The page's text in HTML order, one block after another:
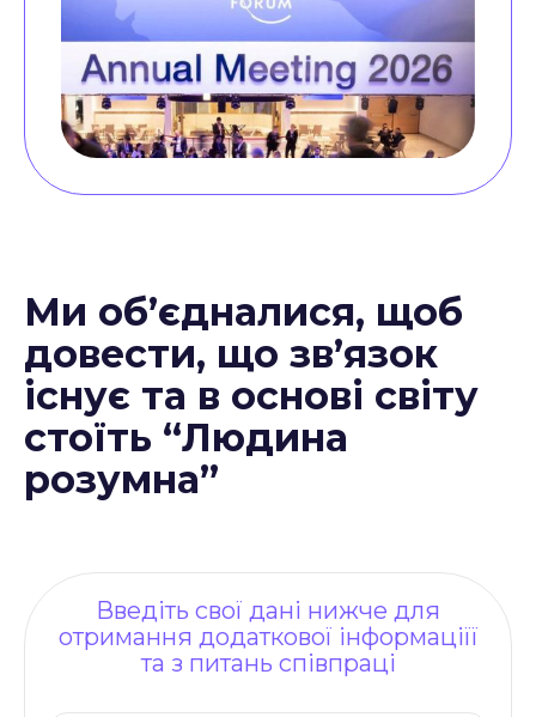
Ми об’єдналися, щоб
довести, що зв’язок
існує та в основі світу
стоїть “Людина
розумна”
Введіть свої дані нижче для
отримання додаткової інформаціїї
та з питань співпраці